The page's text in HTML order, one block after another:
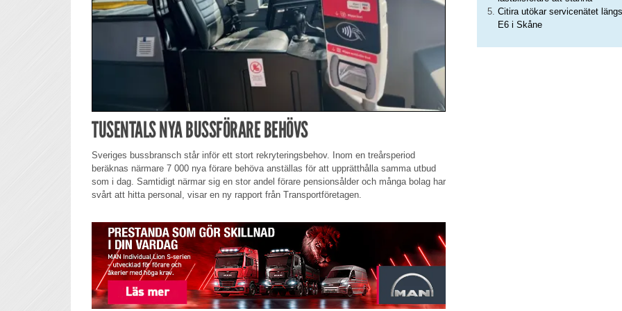
TUSENTALS NYA BUSSFÖRARE BEHÖVS
Sveriges bussbransch står inför ett stort rekryteringsbehov. Inom en treårsperiod
beräknas närmare 7 000 nya förare behöva anställas för att upprätthålla samma utbud
som i dag. Samtidigt närmar sig en stor andel förare pensionsålder och många bolag har
svårt att hitta personal, visar en ny rapport från Transportföretagen.
Citira utökar servicenätet längs
E6 i Skåne